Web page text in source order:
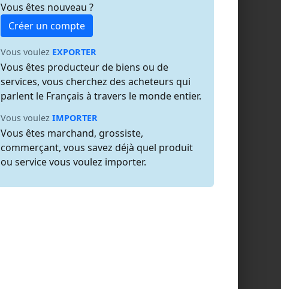
Vous êtes nouveau ?
Créer un compte
Vous voulez EXPORTER
Vous êtes producteur de biens ou de
services, vous cherchez des acheteurs qui
parlent le Français à travers le monde entier.
Vous voulez IMPORTER
Vous êtes marchand, grossiste,
commerçant, vous savez déjà quel produit
ou service vous voulez importer.